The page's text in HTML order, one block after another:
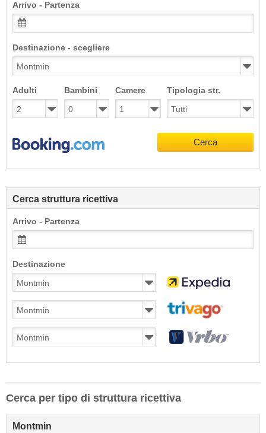
Arrivo - Partenza
Destinazione - scegliere
Adulti Bambini Camere Tipologia str.
Cerca
Cerca struttura ricettiva
Arrivo - Partenza
Destinazione
Cerca per tipo di struttura ricettiva
Montmin